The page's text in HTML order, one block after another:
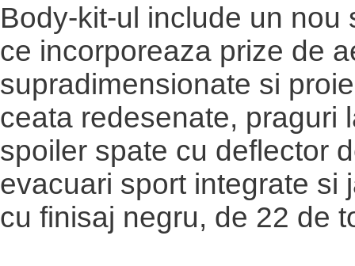
Body-kit-ul include un nou
ce incorporeaza prize de
supradimensionate si
ceata redesenate, praguri
spoiler spate cu deflector
evacuari sport integrate si
cu finisaj negru, de 22 de